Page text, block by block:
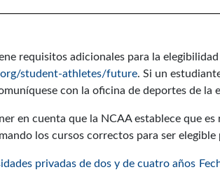
requisitos adicionales para la
student-athletes/future. Si un
con la oficina de deportes de la
en cuenta que la NCAA establece que
los cursos correctos para ser elegible
privadas de dos y de cuatro años